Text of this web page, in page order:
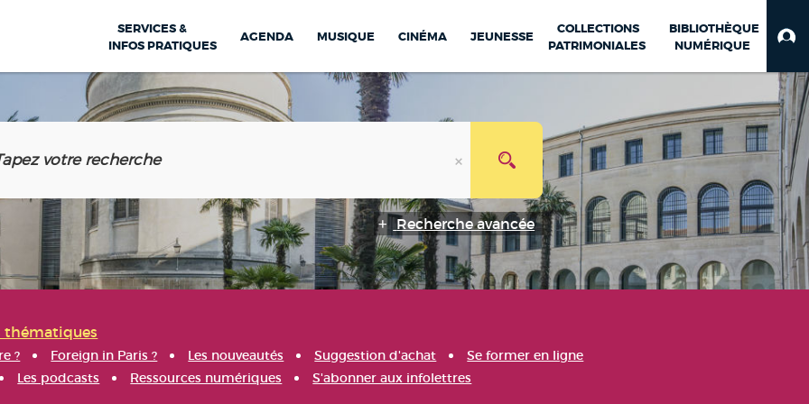
SERVICES &
INFOS PRATIQUES
AGENDA MUSIQUE CINÉMA JEUNESSE
COLLECTIONS
PATRIMONIALES
BIBLIOTHÈQUE
NUMÉRIQUE
Recherche avancée
thématiques
? Foreign in Paris ? Les nouveautés Suggestion d'achat
Se former en ligne
Les podcasts Ressources numériques S'abonner aux infolettres